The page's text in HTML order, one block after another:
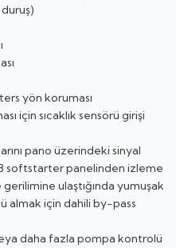
yön koruması
için sıcaklık sensörü girişi
pano üzerindeki sinyal
softstarter panelinden izleme
ulaştığında yumuşak
almak için dahili by-pass
daha fazla pompa kontrolü